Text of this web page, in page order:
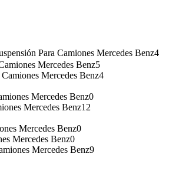
Para Camiones Mercedes Benz4
Mercedes Benz5
Mercedes Benz4
Mercedes Benz0
Mercedes Benz12
Mercedes Benz0
Mercedes Benz0
Mercedes Benz9